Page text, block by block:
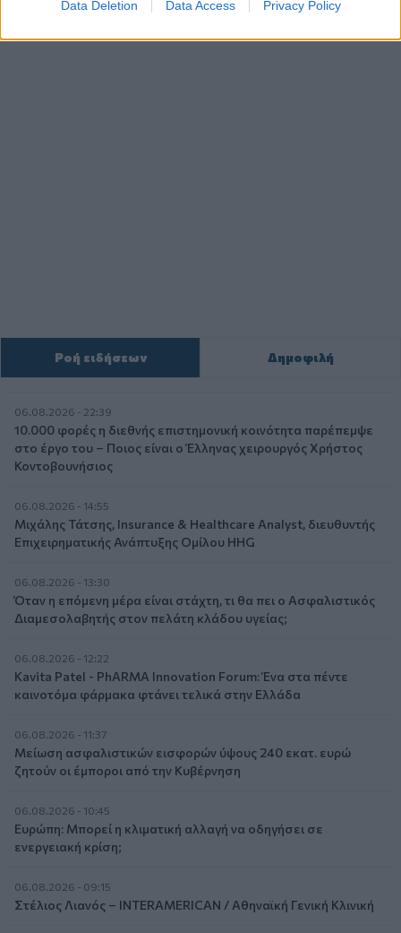
Data Deletion Data Access Privacy Policy
Χριστούγεννα
Ροή ειδήσεων Δημοφιλή
06.08.2026 - 22:39
10.000 φορές η διεθνής επιστημονική κοινότητα παρέπεμψε
στο έργο του – Ποιος είναι ο Έλληνας χειρουργός Χρήστος
Κοντοβουνήσιος
06.08.2026 - 14:55
Μιχάλης Τάτσης, Insurance & Healthcare Analyst, διευθυντής
Επιχειρηματικής Ανάπτυξης Ομίλου HHG
06.08.2026 - 13:30
Όταν η επόμενη μέρα είναι στάχτη, τι θα πει ο Ασφαλιστικός
Διαμεσολαβητής στον πελάτη κλάδου υγείας;
06.08.2026 - 12:22
Kavita Patel - PhARMA Innovation Forum: Ένα στα πέντε
καινοτόμα φάρμακα φτάνει τελικά στην Ελλάδα
06.08.2026 - 11:37
Μείωση ασφαλιστικών εισφορών ύψους 240 εκατ. ευρώ
ζητούν οι έμποροι από την Κυβέρνηση
06.08.2026 - 10:45
Ευρώπη: Μπορεί η κλιματική αλλαγή να οδηγήσει σε
ενεργειακή κρίση;
06.08.2026 - 09:15
Στέλιος Λιανός – INTERAMERICAN / Αθηναϊκή Γενική Κλινική